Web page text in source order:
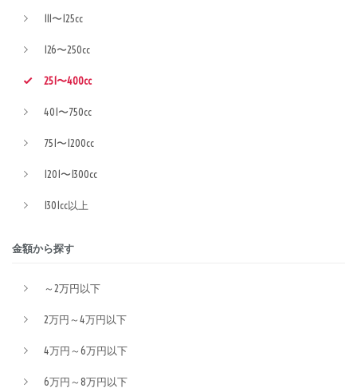
111〜125cc
126〜250cc
251〜400cc
401〜750cc
751〜1200cc
1201〜1300cc
1301cc以上
金額から探す
～2万円以下
2万円～4万円以下
4万円～6万円以下
6万円～8万円以下